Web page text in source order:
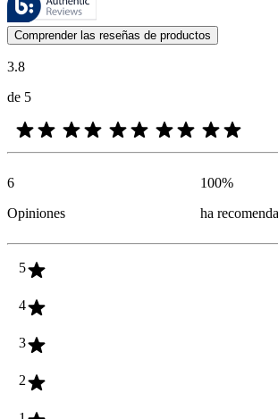
Las opiniones de los clientes en forma de
Comprender las reseñas de productos
3.8
de 5
6
Opiniones
100%
ha
5
4
3
2